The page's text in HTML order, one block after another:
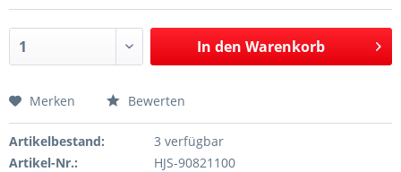
In den Warenkorb
Merken Bewerten
Artikelbestand:
3 verfügbar
Artikel-Nr.:
HJS-90821100